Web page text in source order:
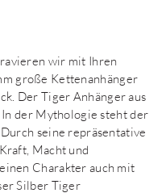
wir mit Ihren
große Kettenanhänger
Der Tiger Anhänger aus
der Mythologie steht der
seine repräsentative
Macht und
Charakter auch mit
Silber Tiger